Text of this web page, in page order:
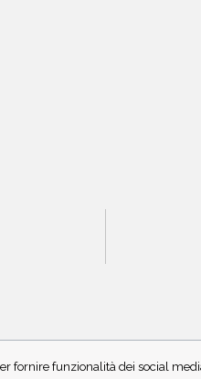
fornire funzionalità dei social